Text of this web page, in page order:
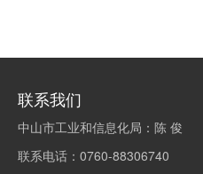
联系我们
中山市工业和信息化局：陈 俊
联系电话：0760-88306740